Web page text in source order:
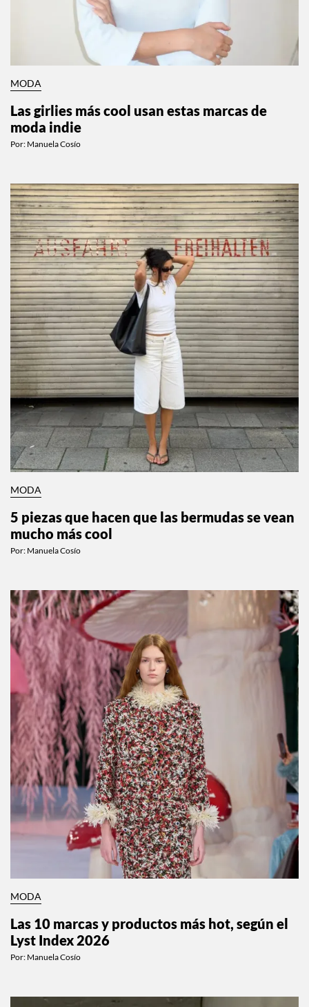
MODA
Las girlies más cool usan estas marcas de
moda indie
Por: Manuela Cosío
MODA
5 piezas que hacen que las bermudas se vean
mucho más cool
Por: Manuela Cosío
MODA
Las 10 marcas y productos más hot, según el
Lyst Index 2026
Por: Manuela Cosío